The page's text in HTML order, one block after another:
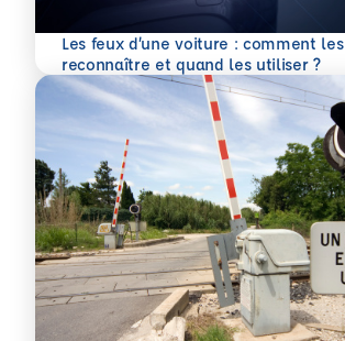
Les feux d’une voiture : comment les
reconnaître et quand les utiliser ?
En savoir plus